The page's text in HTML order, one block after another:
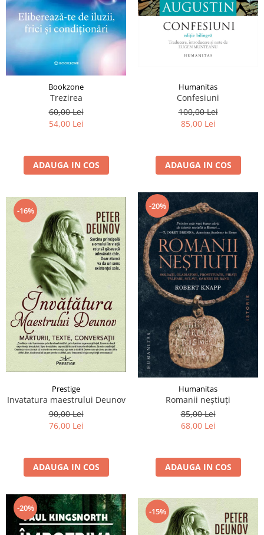
Manuale și Dicționare
Medicină și Sănătate
Practic. Casă și Grădina
Psihologie
Spiritualitate
Știință și Tehnologie
Științe Sociale si Umaniste
Bookzone
Trezirea
60,00 Lei
54,00 Lei
ADAUGA IN COS
Humanitas
Confesiuni
100,00 Lei
85,00 Lei
ADAUGA IN COS
-16%
Prestige
Invatatura maestrului Deunov
90,00 Lei
76,00 Lei
ADAUGA IN COS
-20%
Humanitas
Romanii neştiuţi
85,00 Lei
68,00 Lei
ADAUGA IN COS
-20% -15%